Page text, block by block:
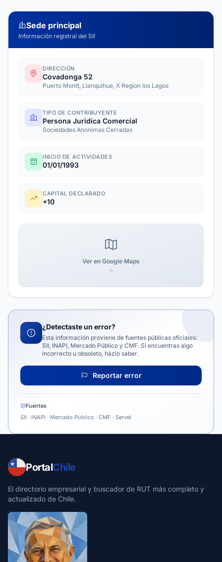
Sede principal
Información registral del SII
DIRECCIÓN
Covadonga 52
Puerto Montt, Llanquihue, X Region los Lagos
TIPO DE CONTRIBUYENTE
Persona Juridica Comercial
Sociedades Anonimas Cerradas
INICIO DE ACTIVIDADES
01/01/1993
CAPITAL DECLARADO
+10
Ver en Google Maps
¿Detectaste un error?
Esta información proviene de fuentes públicas oficiales:
SII, INAPI, Mercado Público y CMF. Si encuentras algo
incorrecto u obsoleto, házlo saber.
Reportar error
Fuentes
SII · INAPI · Mercado Público · CMF · Servel
PortalChile
El directorio empresarial y buscador de RUT más completo y
actualizado de Chile.